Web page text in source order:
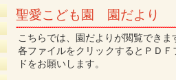
聖愛こども園 園だより
こちらでは、園だよりが閲覧できま
各ファイルをクリックするとＰＤ
ドをお願いします。